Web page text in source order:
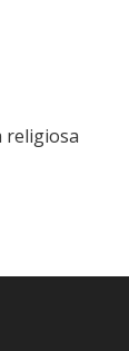
religiosa